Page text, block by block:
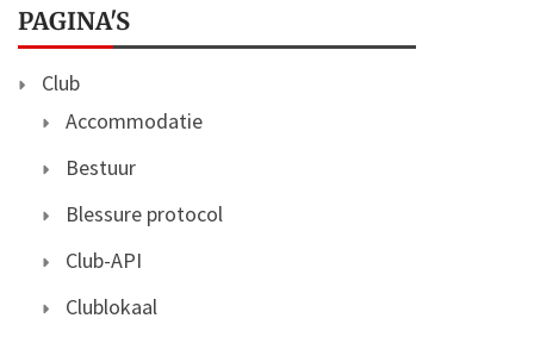
PAGINA'S
Club
Accommodatie
Bestuur
Blessure protocol
Club-API
Clublokaal